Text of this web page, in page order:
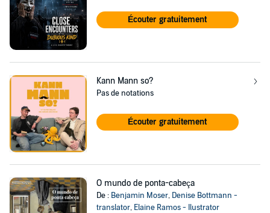
Écouter gratuitement
Kann Mann so?
Pas de notations
Écouter gratuitement
O mundo de ponta-cabeça
De : Benjamin Moser, Denise Bottmann -
translator, Elaine Ramos - Ilustrator